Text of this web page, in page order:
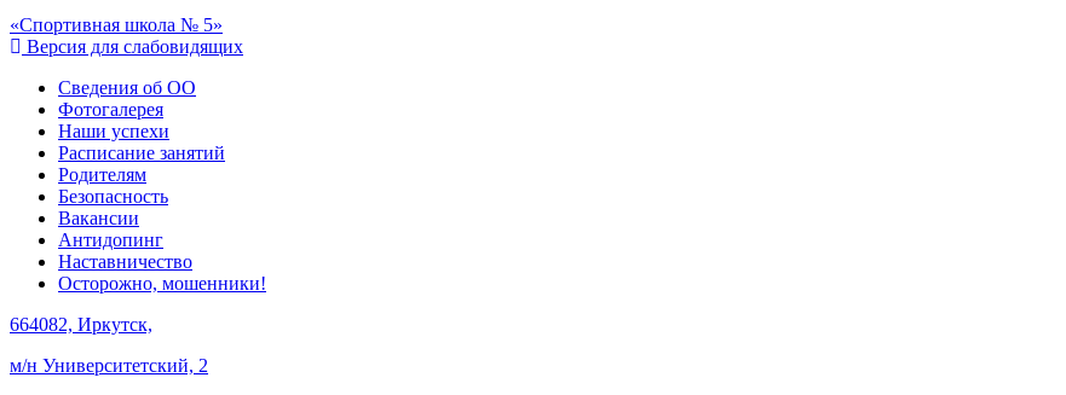
«Спортивная школа № 5»
Версия для слабовидящих
Сведения об ОО
Фотогалерея
Наши успехи
Расписание занятий
Родителям
Безопасность
Вакансии
Антидопинг
Наставничество
Осторожно, мошенники!
664082, Иркутск,
м/н Университетский, 2